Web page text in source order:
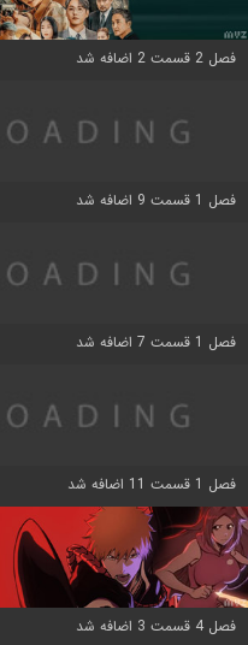
فصل 2 قسمت 2 اضافه شد
فصل 1 قسمت 9 اضافه شد
فصل 1 قسمت 7 اضافه شد
فصل 1 قسمت 11 اضافه شد
فصل 4 قسمت 3 اضافه شد